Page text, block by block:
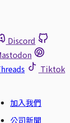
Discord
Tiktok
加入我們
公司新聞